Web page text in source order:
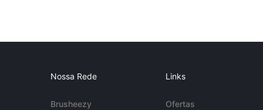
Nossa Rede
Brusheezy
Links
Ofertas